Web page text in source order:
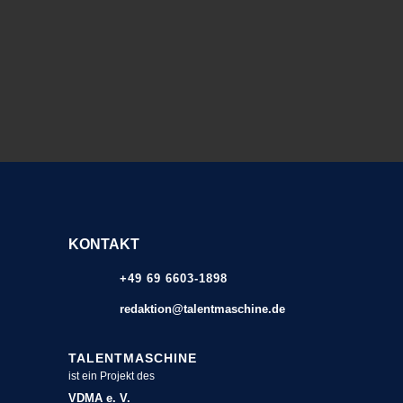
KONTAKT
+49 69 6603-1898
redaktion@talentmaschine.de
TALENTMASCHINE
ist ein Projekt des
VDMA e. V.